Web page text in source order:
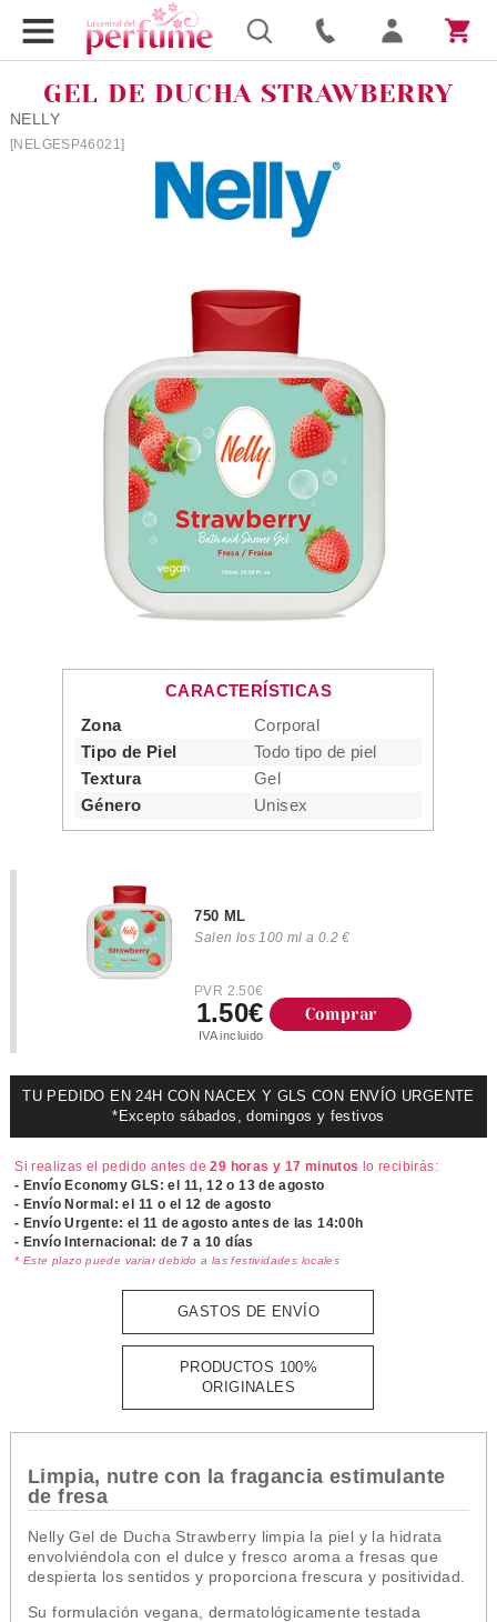
GEL DE DUCHA STRAWBERRY
NELLY
[NELGESP46021]
CARACTERÍSTICAS
Zona
Corporal
Tipo de Piel
Todo tipo de piel
Textura
Gel
Género
Unisex
750 ML
Salen los 100 ml a 0.2 €
PVR 2.50€
1.50€
IVA incluido
Comprar
TU PEDIDO EN 24H CON NACEX Y GLS CON ENVÍO URGENTE
*Excepto sábados, domingos y festivos
Si realizas el pedido antes de29 horas y 17 minutos lo recibirás:
- Envío Economy GLS: el 11, 12 o 13 de agosto
- Envío Normal: el 11 o el 12 de agosto
- Envío Urgente: el11 de agosto antes de las 14:00h
- Envío Internacional: de 7 a 10 días
* Este plazo puede variar debido a las festividades locales
GASTOS DE ENVÍO
PRODUCTOS 100%
ORIGINALES
Limpia, nutre con la fraganciaestimulante
de fresa
Nelly Gel de Ducha Strawberry limpia la piel y la hidrata
envolviéndola con el dulce y fresco aroma a fresas que
despierta los sentidos y proporciona frescura y positividad.
Su formulación vegana, dermatológicamente testada